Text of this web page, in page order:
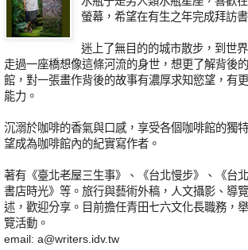
螢幕，希望在有生之年完成拜訪
迷上了無目的的城市散步，到世
走過一座橋想像這條河流的身世，想更了解背後
館，對一張畫作背後的故事有濃厚求知慾望，有
能力。
沉溺於咖啡的香氣與口感，享受各個咖啡館的獨
望成為咖啡館內的紀實寫作者。
著有《臺北老屋三生事》、《台北慢步》、《台
書店時光》等。旅行與藝術外稿，人文攝影、導
述，歡迎分享。目前擔任青田七六文化長職務，
覽活動。
email: a@writers.idv.tw